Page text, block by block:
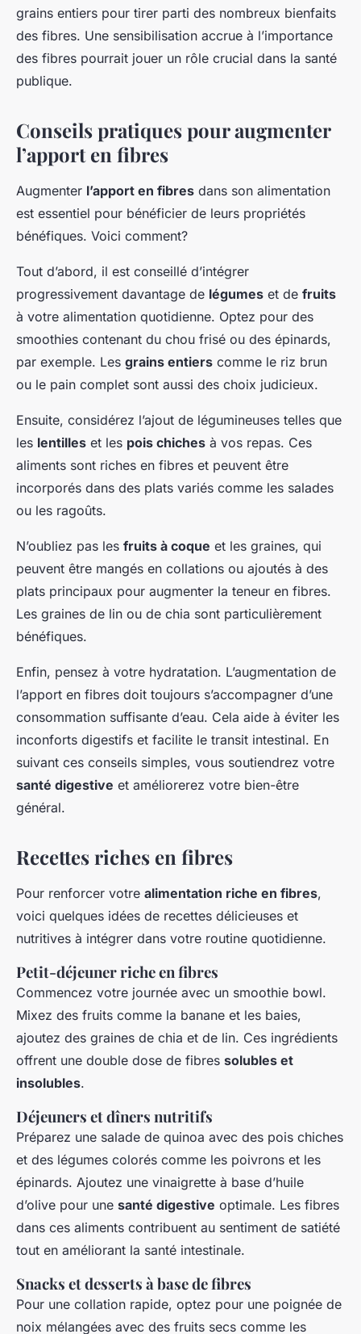
grains entiers pour tirer parti des nombreux bienfaits
des fibres. Une sensibilisation accrue à l’importance
des fibres pourrait jouer un rôle crucial dans la santé
publique.
Conseils pratiques pour augmenter
l’apport en fibres
Augmenter l’apport en fibres dans son alimentation
est essentiel pour bénéficier de leurs propriétés
bénéfiques. Voici comment?
Tout d’abord, il est conseillé d’intégrer
progressivement davantage de légumes et de fruits
à votre alimentation quotidienne. Optez pour des
smoothies contenant du chou frisé ou des épinards,
par exemple. Les grains entiers comme le riz brun
ou le pain complet sont aussi des choix judicieux.
Ensuite, considérez l’ajout de légumineuses telles que
les lentilles et les pois chiches à vos repas. Ces
aliments sont riches en fibres et peuvent être
incorporés dans des plats variés comme les salades
ou les ragoûts.
N’oubliez pas les fruits à coque et les graines, qui
peuvent être mangés en collations ou ajoutés à des
plats principaux pour augmenter la teneur en fibres.
Les graines de lin ou de chia sont particulièrement
bénéfiques.
Enfin, pensez à votre hydratation. L’augmentation de
l’apport en fibres doit toujours s’accompagner d’une
consommation suffisante d’eau. Cela aide à éviter les
inconforts digestifs et facilite le transit intestinal. En
suivant ces conseils simples, vous soutiendrez votre
santé digestive et améliorerez votre bien-être
général.
Recettes riches en fibres
Pour renforcer votre alimentation riche en fibres,
voici quelques idées de recettes délicieuses et
nutritives à intégrer dans votre routine quotidienne.
Petit-déjeuner riche en fibres
Commencez votre journée avec un smoothie bowl.
Mixez des fruits comme la banane et les baies,
ajoutez des graines de chia et de lin. Ces ingrédients
offrent une double dose de fibres solubles et
insolubles.
Déjeuners et dîners nutritifs
Préparez une salade de quinoa avec des pois chiches
et des légumes colorés comme les poivrons et les
épinards. Ajoutez une vinaigrette à base d’huile
d’olive pour une santé digestive optimale. Les fibres
dans ces aliments contribuent au sentiment de satiété
tout en améliorant la santé intestinale.
Snacks et desserts à base de fibres
Pour une collation rapide, optez pour une poignée de
noix mélangées avec des fruits secs comme les